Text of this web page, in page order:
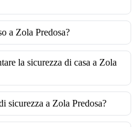
a Zola Predosa?
la sicurezza di casa a Zola
sicurezza a Zola Predosa?